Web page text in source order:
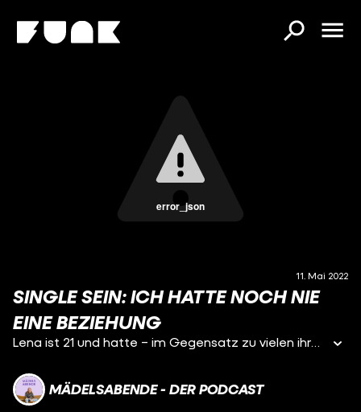
error_json
11. Mai 2022
SINGLE SEIN: ICH HATTE NOCH NIE
EINE BEZIEHUNG
Lena ist 21 und hatte – im Gegensatz zu vielen ihrer Freund*innen – noch nie eine Beziehung. Inzwischen ist sie zwar glücklich als Single, doch spürt sie immer wieder einen gewissen “Beziehungsdruck” von außen. Wie sie mit diesem Druck umgeht und was sie macht, wenn sie sich einfach mal eine Umarmung wünscht, erzählt sie Caro in dieser Podcast-Folge.
MÄDELSABENDE - DER PODCAST